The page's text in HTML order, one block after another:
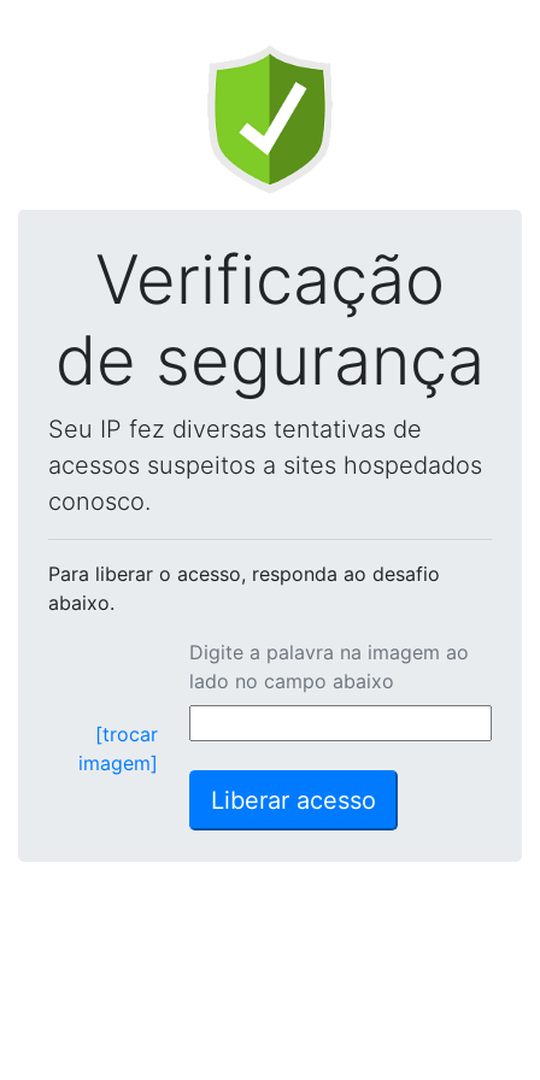
Verificação
de segurança
Seu IP fez diversas tentativas de
acessos suspeitos a sites hospedados
conosco.
Para liberar o acesso, responda ao desafio
abaixo.
[trocar
imagem]
Digite a palavra na imagem ao
lado no campo abaixo